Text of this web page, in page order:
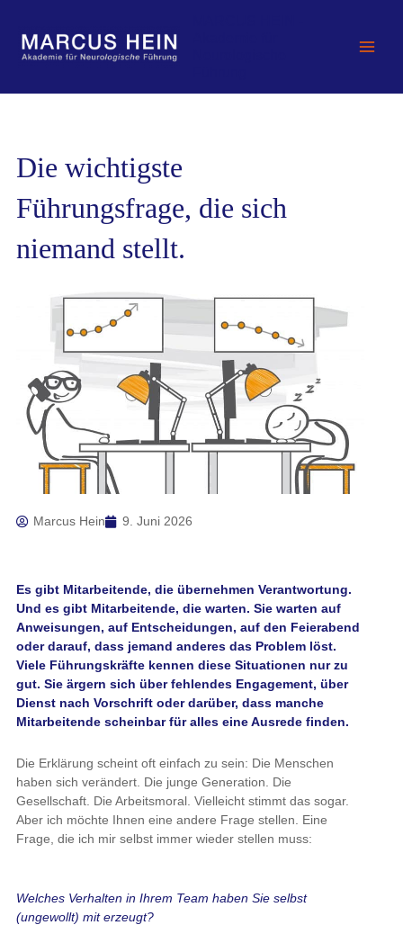
springen
Die wichtigste
Führungsfrage, die sich
niemand stellt.
Marcus Hein 9. Juni 2026
Es gibt Mitarbeitende, die übernehmen Verantwortung.
Und es gibt Mitarbeitende, die warten. Sie warten auf
Anweisungen, auf Entscheidungen, auf den Feierabend
oder darauf, dass jemand anderes das Problem löst.
Viele Führungskräfte kennen diese Situationen nur zu
gut. Sie ärgern sich über fehlendes Engagement, über
Dienst nach Vorschrift oder darüber, dass manche
Mitarbeitende scheinbar für alles eine Ausrede finden.
Die Erklärung scheint oft einfach zu sein: Die Menschen
haben sich verändert. Die junge Generation. Die
Gesellschaft. Die Arbeitsmoral. Vielleicht stimmt das sogar.
Aber ich möchte Ihnen eine andere Frage stellen. Eine
Frage, die ich mir selbst immer wieder stellen muss:
Welches Verhalten in Ihrem Team haben Sie selbst
(ungewollt) mit erzeugt?